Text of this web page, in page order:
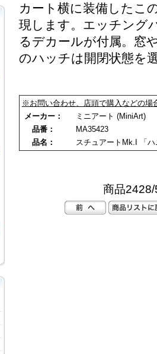
カート横に装備したこ
現します。 エッチング
るデカールが付属。窓
のハッチは開閉状態を
※お問い合わせ、店頭で購入などの場
メーカー：
ミニアート (MiniArt)
品番：
MA35423
品名：
スチュアートMk.I 「
商品